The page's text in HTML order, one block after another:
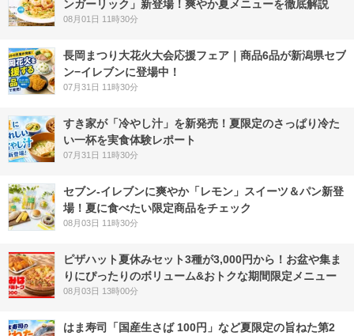
ンガーリック」新登場！爽やか夏メニューを徹底解説
08月01日 11時30分
長岡まつり大花火大会応援フェア｜商品6品が新潟県セブ
ン−イレブンに登場中！
07月31日 11時30分
すき家が「冷やし汁」を新発売！夏限定のさっぱり冷た
い一杯を実食体験レポート
07月31日 11時30分
セブン‐イレブンに爽やか「レモン」スイーツ＆パン新登
場！夏に食べたい限定商品をチェック
08月03日 11時30分
ピザハット夏休みセット3種が3,000円から！お盆や集ま
りにぴったりのボリューム&おトクな期間限定メニュー
08月03日 13時00分
はま寿司「国産生さば 100円」など夏限定の旨ねた第2